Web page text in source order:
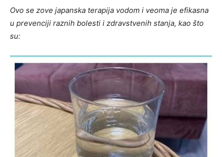
Ovo se zove japanska terapija vodom i veoma je efikasna
u prevenciji raznih bolesti i zdravstvenih stanja, kao što
su: